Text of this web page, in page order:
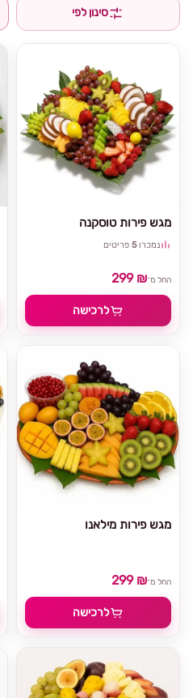
סינון לפי
מגש פירות טוסקנה
נמכרו5 פריטים
החל מ־299 ₪
לרכישה
מגש פירות מילאנו
החל מ־299 ₪
לרכישה